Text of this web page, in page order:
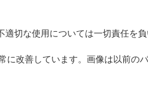
切な使用については一切責任を負
改善しています。画像は以前の